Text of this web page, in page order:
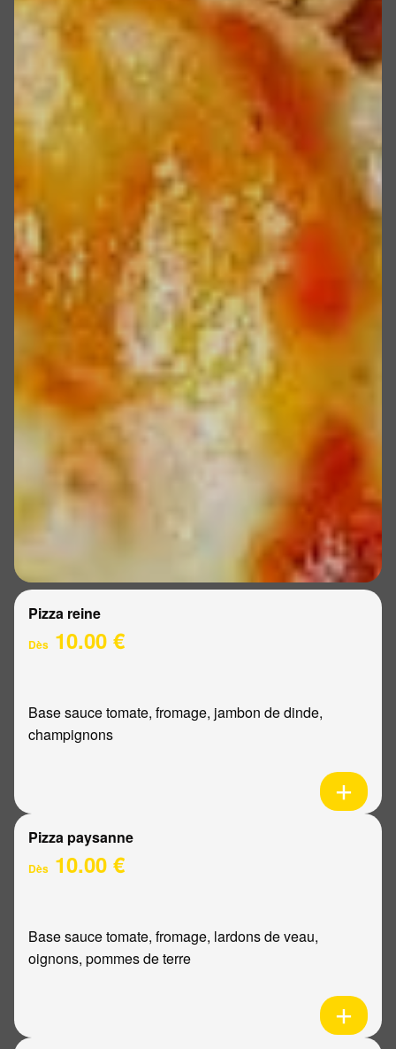
Pizza reine
Dès 10.00 €
Base sauce tomate, fromage, jambon de dinde,
champignons
Pizza paysanne
Dès 10.00 €
Base sauce tomate, fromage, lardons de veau,
oignons, pommes de terre